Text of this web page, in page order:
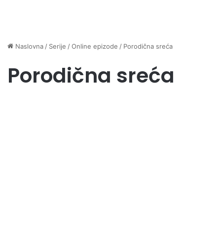
Naslovna / Serije /Online epizode / Porodična sreća
Porodična sreća